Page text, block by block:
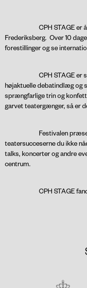
CPH STAGE er
Frederiksberg. Over 10
forestillinger og se
CPH STAGE er
højaktuelle debatindlæg og
sprængfarlige trin og
garvet teatergænger, så er
Festivalen
teatersucceserne du ikke
talks, koncerter og andre
centrum.
CPH STAGE